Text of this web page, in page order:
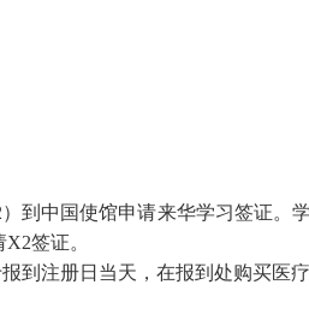
）到中国使馆申请来华学习签证
签证。
注册日当天，在报到处购买医